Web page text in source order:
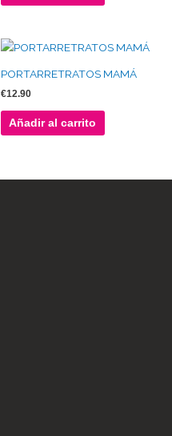
PORTARRETRATOS MAMÁ
€12.90
Añadir al carrito